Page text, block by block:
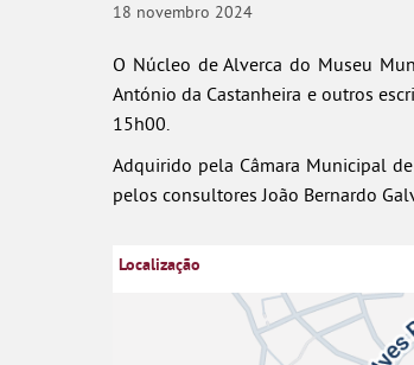
18 novembro 2024
O Núcleo de Alverca do Museu
António da Castanheira e outros
15h00.
Adquirido pela Câmara Municipal
pelos consultores João Bernardo